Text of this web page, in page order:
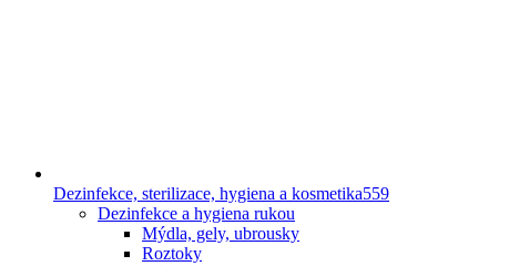
Dezinfekce, sterilizace, hygiena a kosmetika559
Dezinfekce a hygiena rukou
Mýdla, gely, ubrousky
Roztoky